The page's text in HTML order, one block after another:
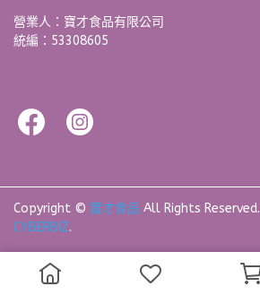
營業人：寶才食品有限公司
統編：53308605
Copyright © 寶才食品 All Rights Reserved.
CYBERBIZ.